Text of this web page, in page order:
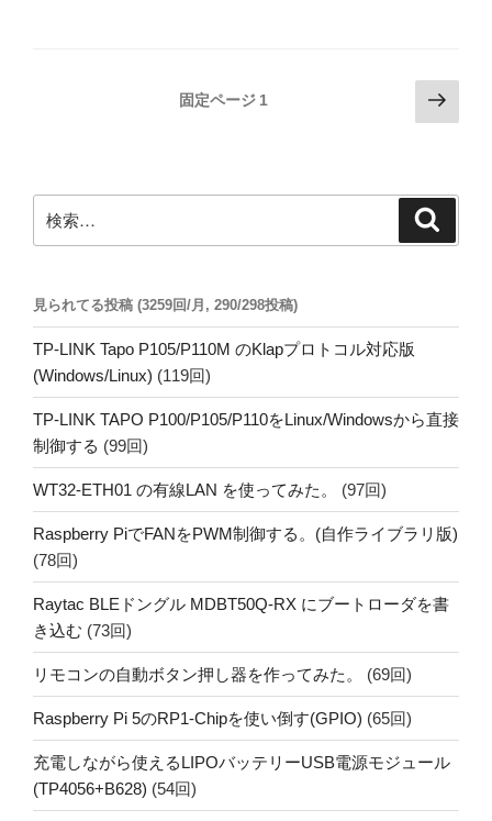
ー
ジ
り
固定ページ 1
次
の
ジ
索:
見られてる投稿 (3259回/月, 290/298投稿)
TP-LINK Tapo P105/P110M のKlapプロトコル対応版
(Windows/Linux) (119回)
TP-LINK TAPO P100/P105/P110をLinux/Windowsから直接
制御する (99回)
WT32-ETH01 の有線LAN を使ってみた。 (97回)
Raspberry PiでFANをPWM制御する。(自作ライブラリ版)
(78回)
Raytac BLEドングル MDBT50Q-RX にブートローダを書
き込む (73回)
リモコンの自動ボタン押し器を作ってみた。 (69回)
Raspberry Pi 5のRP1-Chipを使い倒す(GPIO) (65回)
充電しながら使えるLIPOバッテリーUSB電源モジュール
(TP4056+B628) (54回)